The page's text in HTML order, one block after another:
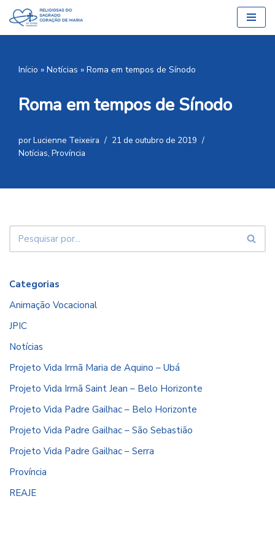
Pular
Início » Notícias » Roma em tempos de Sínodo
Roma em tempos de Sínodo
porLucienne Teixeira
21 de outubro de 2019
Notícias, Província
Categorias
Animação Vocacional
JPIC
Notícias
Projeto Vida Irmã Maria de Aquino – Ubá
Projeto Vida Irmã Saint Jean – Belo Horizonte
Projeto Vida Padre Gailhac – Belo Horizonte
Projeto Vida Padre Gailhac – São Sebastião
Projeto Vida Padre Gailhac – Serra
Província
REAJE